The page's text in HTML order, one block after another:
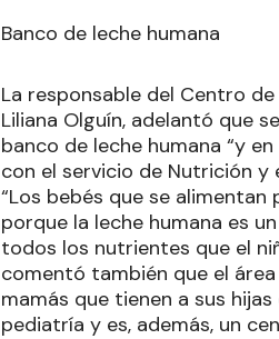
Banco de leche humana
La responsable del Centro
Liliana Olguín, adelantó que
banco de leche humana “y
con el servicio de Nutrición
“Los bebés que se
porque la leche humana es
todos los nutrientes que el
comentó también que el
mamás que tienen a sus
pediatría y es, además, un